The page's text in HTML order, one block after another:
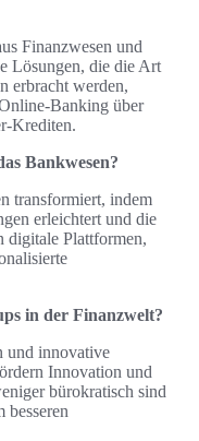
Finanzwesen und
Lösungen, die die Art
erbracht werden,
Banking über
Krediten.
Bankwesen?
transformiert, indem
erleichtert und die
digitale Plattformen,
in der Finanzwelt?
und innovative
Innovation und
bürokratisch sind
besseren